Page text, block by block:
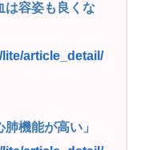
の子www
ってどうやったら産
すぎてる
は容姿も良くな
article_detail/
機能が高い」